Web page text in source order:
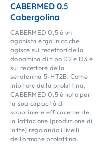
CABERMED 0.5
Cabergolina
CABERMED 0,5 è un
agonista ergolinico che
agisce sui recettori della
dopamina di tipo D2 e D3 e
sul recettore della
serotonina 5-HT2B. Come
inibitore della prolattina,
CABERMED 0,5 è noto per
la sua capacità di
sopprimere efficacemente
la lattazione (produzione di
latte) regolando i livelli
dell’ormone prolattina.